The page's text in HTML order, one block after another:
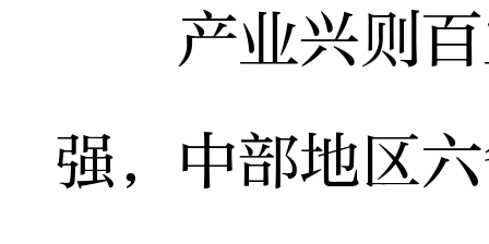
产业兴则百
强，中部地区